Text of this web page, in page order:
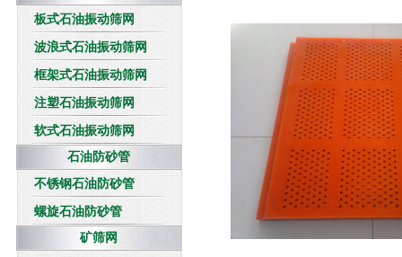
板式石油振动筛网
波浪式石油振动筛网
框架式石油振动筛网
注塑石油振动筛网
软式石油振动筛网
石油防砂管
不锈钢石油防砂管
螺旋石油防砂管
矿筛网